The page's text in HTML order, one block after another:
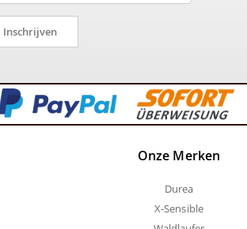
Inschrijven
Onze Merken
Durea
X-Sensible